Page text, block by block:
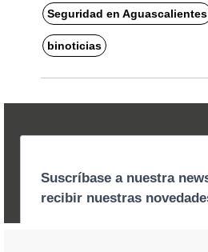
Seguridad en Aguascalientes
binoticias